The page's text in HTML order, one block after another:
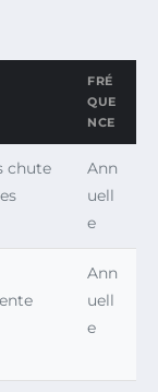
FRÉ
QUE
NCE
chute
Ann
uell
e
Ann
uell
e